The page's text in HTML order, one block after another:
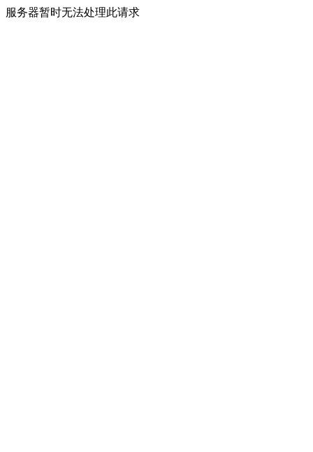
服务器暂时无法处理此请求